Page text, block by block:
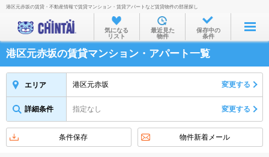
お部屋を探す
沿線・駅から
住所から
物件特集から
不動産会社から
港区元赤坂の賃貸・不動産情報で賃貸マンション・賃貸アパートなど賃貸物件の部屋探し
気になる
リスト
最近見た
物件
保存中の
条件
港区元赤坂の賃貸マンション・アパート一覧
エリア 港区元赤坂 変更する
詳細条件 指定なし 変更する
条件保存 物件新着メール